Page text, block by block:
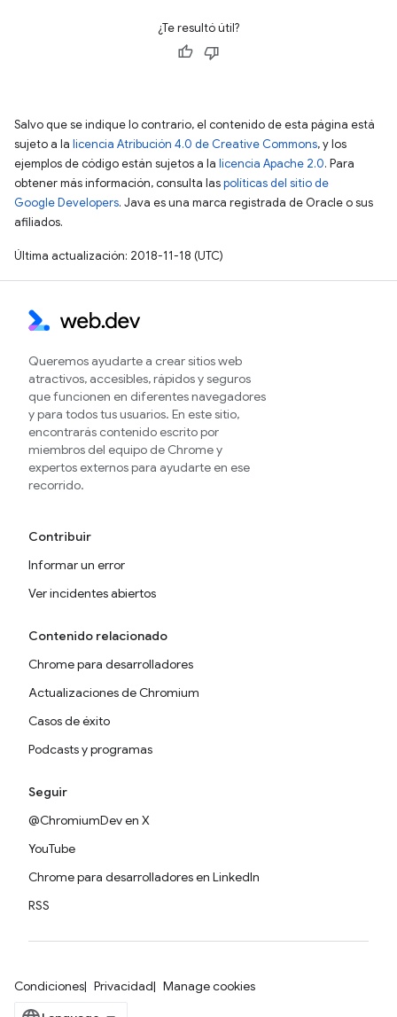
¿Te resultó útil?
Salvo que se indique lo contrario, el contenido de esta página está
sujeto a la licencia Atribución 4.0 de Creative Commons, y los
ejemplos de código están sujetos a la licencia Apache 2.0. Para
obtener más información, consulta laspolíticas del sitio de
Google Developers. Java es una marca registrada de Oracle o sus
afiliados.
Última actualización: 2018-11-18 (UTC)
Queremos ayudarte a crear sitios web
atractivos, accesibles, rápidos y seguros
que funcionen en diferentes navegadores
y para todos tus usuarios. En este sitio,
encontrarás contenido escrito por
miembros del equipo de Chrome y
expertos externos para ayudarte en ese
recorrido.
Contribuir
Informar un error
Ver incidentes abiertos
Contenido relacionado
Chrome para desarrolladores
Actualizaciones de Chromium
Casos de éxito
Podcasts y programas
Seguir
@ChromiumDev en X
YouTube
Chrome para desarrolladores en LinkedIn
RSS
Condiciones Privacidad Manage cookies